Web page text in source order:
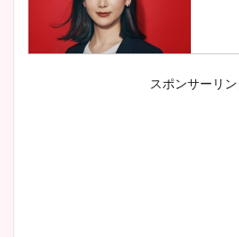
小
スポンサーリン